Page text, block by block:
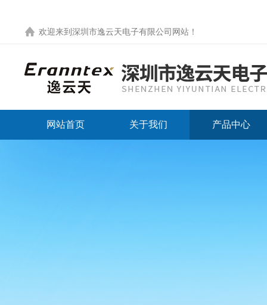
欢迎来到 深圳市逸云天电子有限公司网站 ！
网站首页 关于我们 产品中心